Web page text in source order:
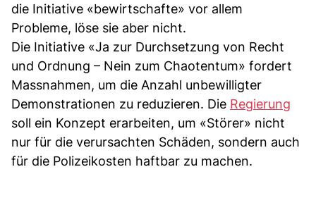
die Initiative «bewirtschafte» vor allem
Probleme, löse sie aber nicht.
Die Initiative «Ja zur Durchsetzung von Recht
und Ordnung – Nein zum Chaotentum» fordert
Massnahmen, um die Anzahl unbewilligter
Demonstrationen zu reduzieren. Die Regierung
soll ein Konzept erarbeiten, um «Störer» nicht
nur für die verursachten Schäden, sondern auch
für die Polizeikosten haftbar zu machen.